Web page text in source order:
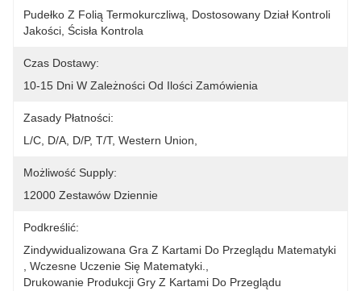
Pudełko Z Folią Termokurczliwą, Dostosowany Dział Kontroli
Jakości, Ścisła Kontrola
Czas Dostawy:
10-15 Dni W Zależności Od Ilości Zamówienia
Zasady Płatności:
L/C, D/A, D/P, T/T, Western Union,
Możliwość Supply:
12000 Zestawów Dziennie
Podkreślić:
Zindywidualizowana Gra Z Kartami Do Przeglądu Matematyki
Wczesne Uczenie Się Matematyki.
Drukowanie Produkcji Gry Z Kartami Do Przeglądu